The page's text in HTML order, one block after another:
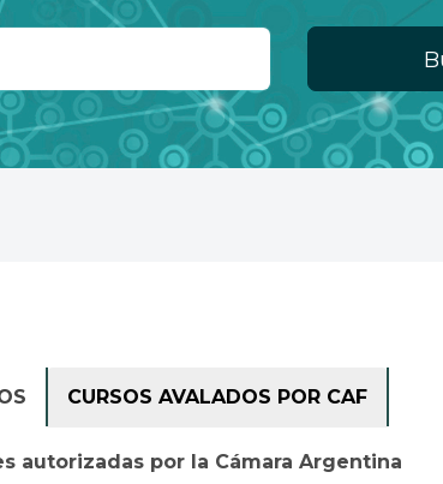
CURSOS AVALADOS POR CAF
autorizadas por la Cámara Argentina